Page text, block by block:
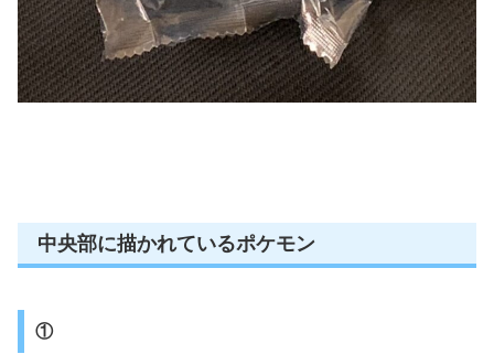
中央部に描かれているポケモン
①